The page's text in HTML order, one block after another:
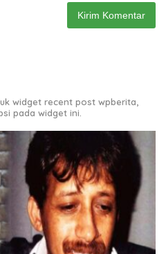
widget recent post wpberita,
pada widget ini.